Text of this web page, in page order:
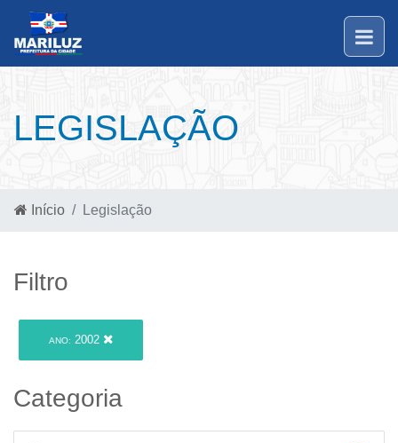
LEGISLAÇÃO
Início Legislação
Filtro
ANO: 2002
Categoria